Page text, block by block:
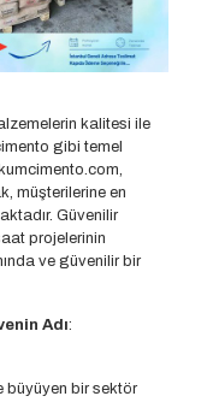
kalitesi ile
gibi temel
müşterilerine en
Güvenilir
projelerinin
ve güvenilir bir
Adı:
büyüyen bir sektör